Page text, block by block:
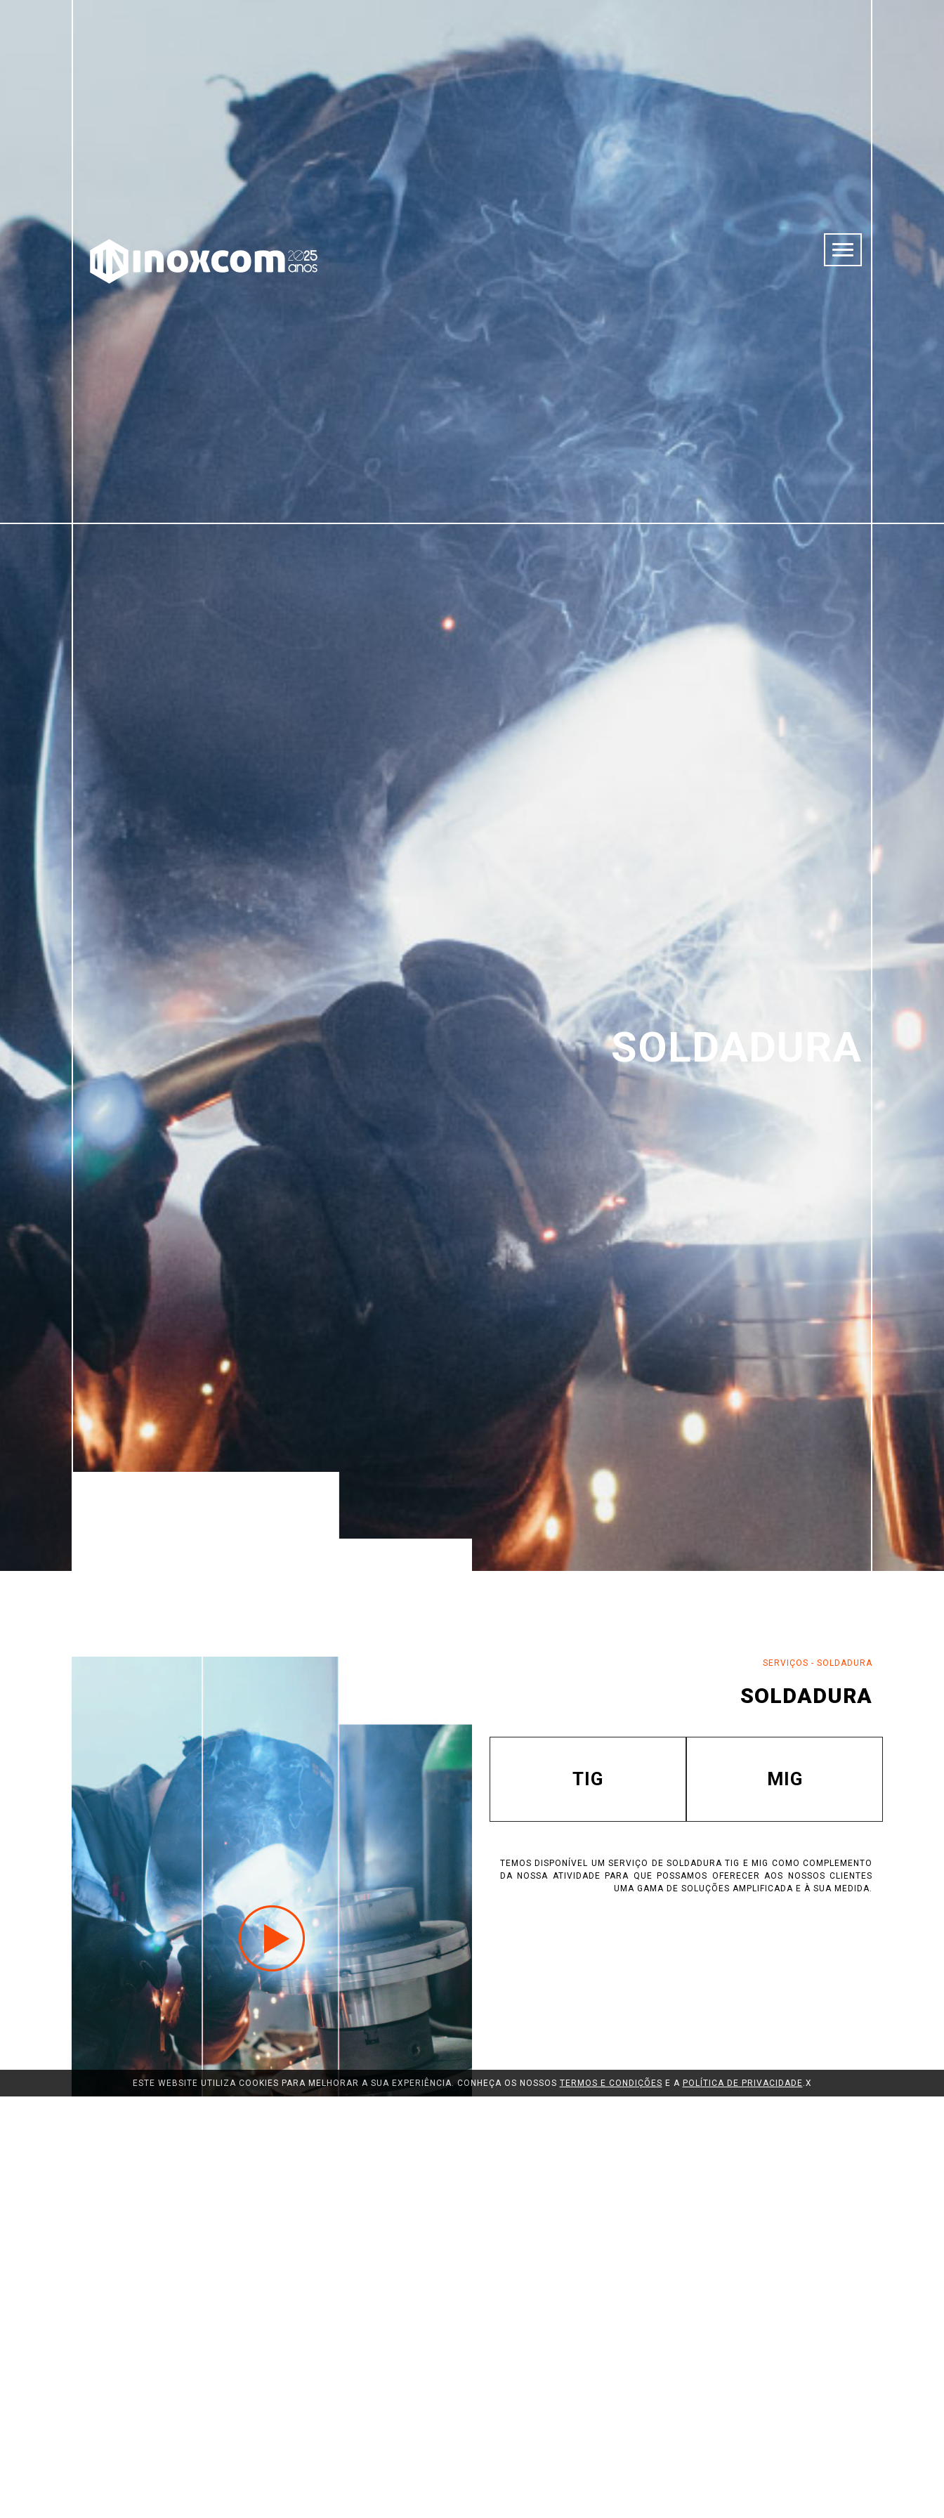
SOLDADURA
INÍCIO
SOBRE
NÓS
SERVIÇOS
CONTACTOS
COMPONENTES
EM
AÇO
INOXIDÁVEL
SERVIÇOS - SOLDADURA
SOLDADURA
TIG MIG
TEMOS DISPONÍVEL UM SERVIÇO DE SOLDADURA TIG E MIG COMO COMPLEMENTO
DA NOSSA ATIVIDADE PARA QUE POSSAMOS OFERECER AOS NOSSOS CLIENTES
UMA GAMA DE SOLUÇÕES AMPLIFICADA E À SUA MEDIDA.
ESTE WEBSITE UTILIZA COOKIES PARA MELHORAR A SUA EXPERIÊNCIA. CONHEÇA OS NOSSOS TERMOS E CONDIÇÕES E A POLÍTICA DE PRIVACIDADE.X